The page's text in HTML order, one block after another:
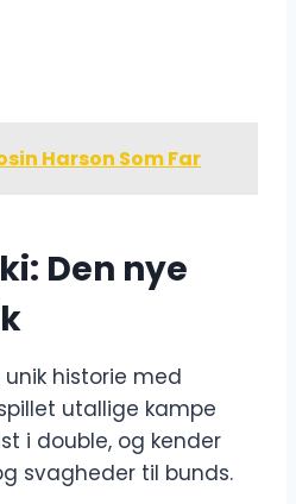
Harson Som Far
Den nye
unik historie med
utallige kampe
i double, og kender
svagheder til bunds.